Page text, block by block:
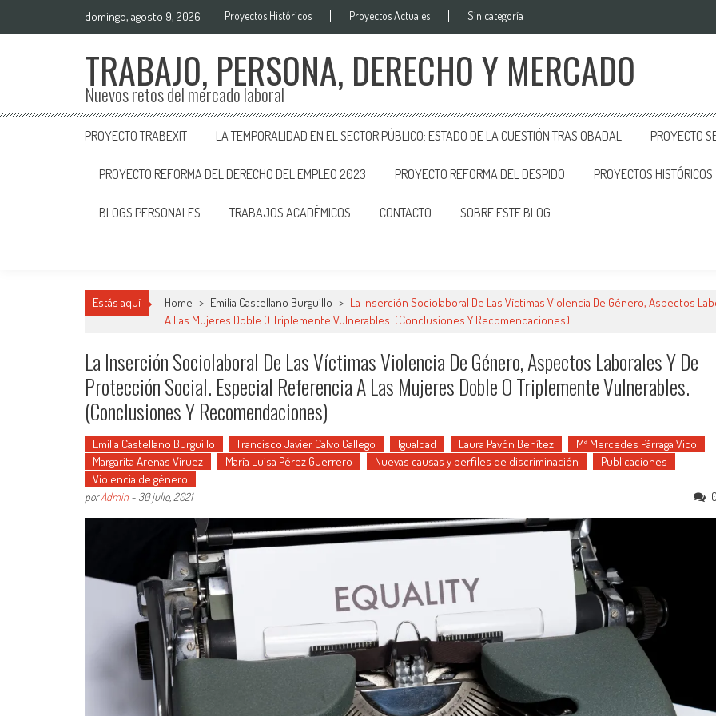
domingo, agosto 9, 2026 Proyectos Históricos Proyectos Actuales Sin categoría
TRABAJO, PERSONA, DERECHO Y MERCADO
Nuevos retos del mercado laboral
PROYECTO TRABEXIT LA TEMPORALIDAD EN EL SECTOR PÚBLICO: ESTADO DE LA CUESTIÓN TRAS OBADAL PROYECTO
PROYECTO REFORMA DEL DERECHO DEL EMPLEO 2023 PROYECTO REFORMA DEL DESPIDO PROYECTOS HISTÓRICOS
BLOGS PERSONALES TRABAJOS ACADÉMICOS CONTACTO SOBRE ESTE BLOG
Estás aquí Home > Emilia Castellano Burguillo > La Inserción Sociolaboral De Las Víctimas Violencia De Género, Aspectos
A Las Mujeres Doble O Triplemente Vulnerables. (Conclusiones Y Recomendaciones)
La Inserción Sociolaboral De Las Víctimas Violencia De Género, Aspectos Laborales Y De
Protección Social. Especial Referencia A Las Mujeres Doble O Triplemente Vulnerables.
(Conclusiones Y Recomendaciones)
Emilia Castellano Burguillo Francisco Javier Calvo Gallego Igualdad Laura Pavón Benítez
Mª Mercedes Párraga Vico
Margarita Arenas Viruez
María Luisa Pérez Guerrero Nuevas causas y perfiles de discriminación
Publicaciones
Violencia de género
porAdmin - 30 julio, 2021